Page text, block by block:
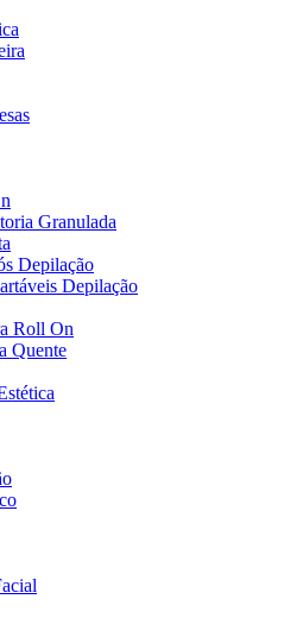
Granulada
Depilação
Depilação
Roll On
Quente